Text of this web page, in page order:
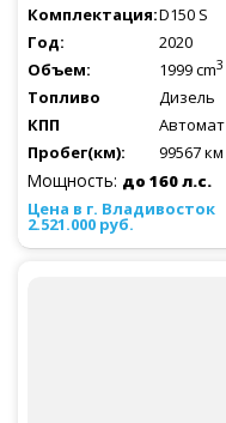
D150 S
2020
1999 cm3
Дизель
Автомат
99567 км
Мощность: до 160 л.с.
2.521.000 руб.